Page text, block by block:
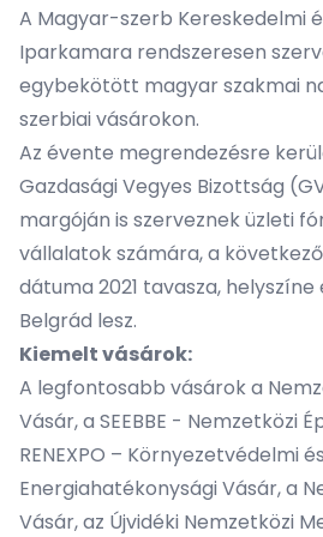
A Magyar-szerb Kereskedelmi
Iparkamara rendszeresen
egybekötött magyar szakmai
szerbiai vásárokon.
Az évente megrendezésre
Gazdasági Vegyes Bizottság
margóján is szerveznek üzleti
vállalatok számára, a
dátuma 2021 tavasza,
Belgrád lesz.
Kiemelt vásárok:
A legfontosabb vásárok a
Vásár, a SEEBBE - Nemzetközi
RENEXPO – Környezetvédelmi és
Energiahatékonysági Vásár, a
Vásár, az Újvidéki Nemzetközi